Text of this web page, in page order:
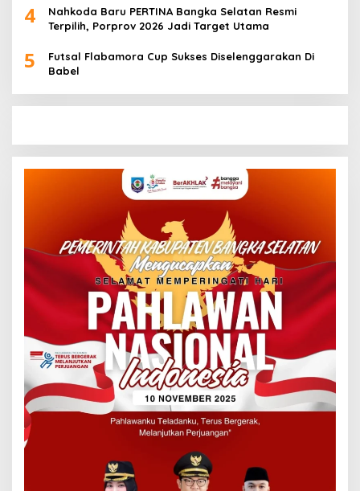
4
Nahkoda Baru PERTINA Bangka Selatan Resmi
Terpilih, Porprov 2026 Jadi Target Utama
5
Futsal Flabamora Cup Sukses Diselenggarakan Di
Babel